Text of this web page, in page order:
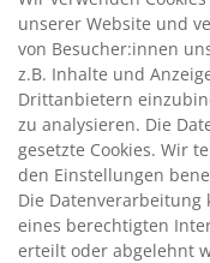
>
HANDPUMPEN
>
TANKANLAGEN
>
ADBLUE®
INFORMATIONEN
>
FAQ
unserer Website und
von Besucher:innen
z.B. Inhalte und
Drittanbietern
zu analysieren. Die
gesetzte Cookies. Wir
den Einstellungen
Die
eines berechtigten
erteilt oder abgelehnt